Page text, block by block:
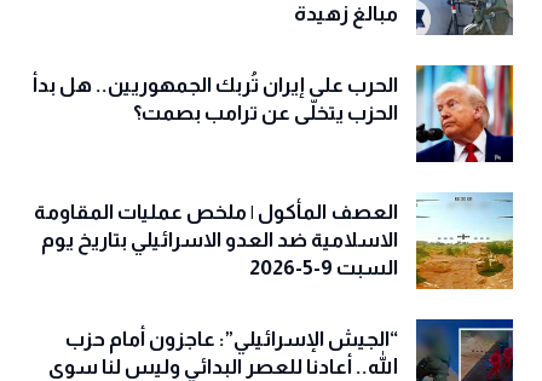
مبالغ زهيدة
الحرب على إيران تُربك الجمهوريين.. هل بدأ
الحزب يتخلّى عن ترامب بصمت؟
العصف المأكول | ملخص عمليات المقاومة
الاسلامية ضد العدو الاسرائيلي بتاريخ يوم
السبت 9-5-2026
“الجيش الإسرائيلي”: عاجزون أمام حزب
الله.. أعادنا للعصر البدائي وليس لنا سوى